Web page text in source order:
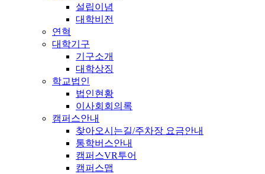
설립이념
대학비전
연혁
대학기구
기구소개
대학상징
학교법인
법인현황
이사회회의록
캠퍼스안내
찾아오시는길/주차장 요금안내
통학버스안내
캠퍼스VR투어
캠퍼스맵